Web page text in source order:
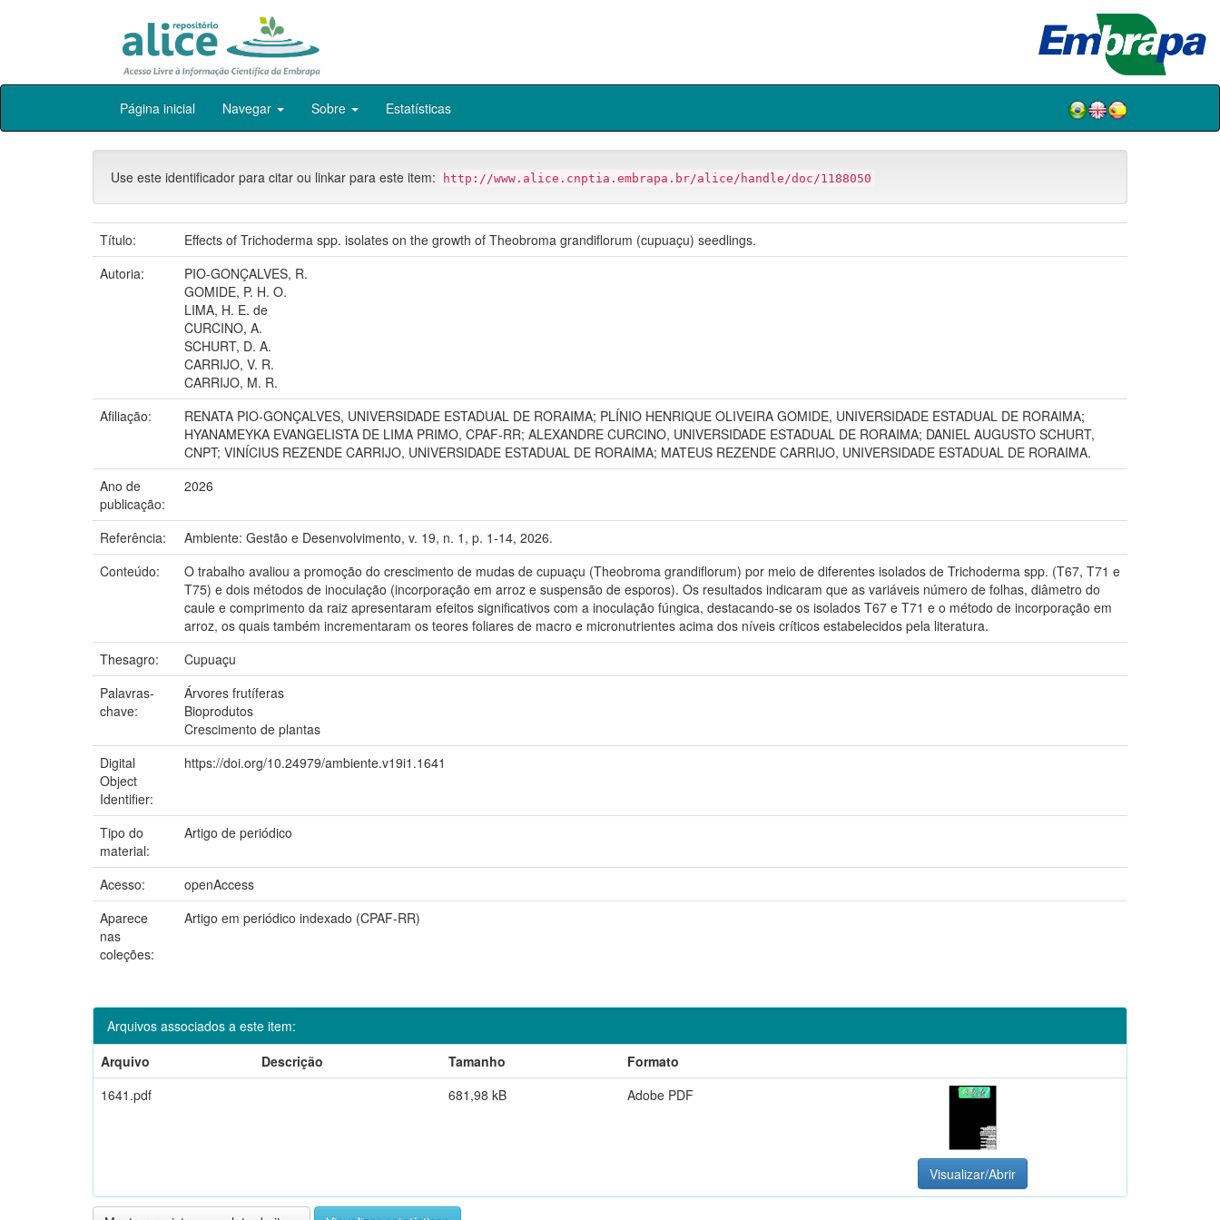
Skip
Página inicial Navegar Sobre Estatísticas
Use este identificador para citar ou linkar para este item: http://www.alice.cnptia.embrapa.br/alice/handle/doc/1188050
Título:
Effects of Trichoderma spp. isolates on the growth of Theobroma grandiflorum (cupuaçu) seedlings.
Autoria:
PIO-GONÇALVES, R.
GOMIDE, P. H. O.
LIMA, H. E. de
CURCINO, A.
SCHURT, D. A.
CARRIJO, V. R.
CARRIJO, M. R.
Afiliação:
RENATA PIO-GONÇALVES, UNIVERSIDADE ESTADUAL DE RORAIMA; PLÍNIO HENRIQUE OLIVEIRA GOMIDE, UNIVERSIDADE ESTADUAL DE RORAIMA;
HYANAMEYKA EVANGELISTA DE LIMA PRIMO, CPAF-RR; ALEXANDRE CURCINO, UNIVERSIDADE ESTADUAL DE RORAIMA; DANIEL AUGUSTO SCHURT,
CNPT; VINÍCIUS REZENDE CARRIJO, UNIVERSIDADE ESTADUAL DE RORAIMA; MATEUS REZENDE CARRIJO, UNIVERSIDADE ESTADUAL DE RORAIMA.
Ano de
publicação:
2026
Referência:
Ambiente: Gestão e Desenvolvimento, v. 19, n. 1, p. 1-14, 2026.
Conteúdo:
O trabalho avaliou a promoção do crescimento de mudas de cupuaçu (Theobroma grandiflorum) por meio de diferentes isolados de Trichoderma spp. (T67, T71 e
T75) e dois métodos de inoculação (incorporação em arroz e suspensão de esporos). Os resultados indicaram que as variáveis número de folhas, diâmetro do
caule e comprimento da raiz apresentaram efeitos significativos com a inoculação fúngica, destacando-se os isolados T67 e T71 e o método de incorporação em
arroz, os quais também incrementaram os teores foliares de macro e micronutrientes acima dos níveis críticos estabelecidos pela literatura.
Thesagro:
Cupuaçu
Palavras-
chave:
Árvores frutíferas
Bioprodutos
Crescimento de plantas
Digital
Object
Identifier:
https://doi.org/10.24979/ambiente.v19i1.1641
Tipo do
material:
Artigo de periódico
Acesso:
openAccess
Aparece
nas
coleções:
Artigo em periódico indexado (CPAF-RR)
Arquivos associados a este item:
Arquivo
Descrição Tamanho
Formato
1641.pdf
681,98 kB Adobe PDF
Visualizar/Abrir